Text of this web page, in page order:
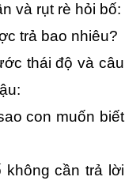
và rụt rè hỏi bố:
trả bao nhiêu?
thái độ và câu
con muốn biết
không cần trả lời